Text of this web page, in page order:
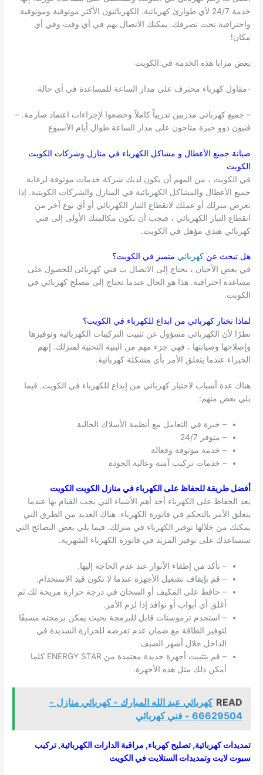
خدمة 24/7 لأي طوارئ كهربائية. الكهربائيون الأكثر موثوقية وموثوقية
واحترافية تحت تصرفك. يمكنك الاتصال بهم في أي وقت وفي أي
مكان!
بعض مزايا هذه الخدمة في:الكويت
-مقاول كهرباء محترف على مدار الساعة للمساعدة في أي حالة
– جميع كهربائي مدربين تدريباً كاملاً وخضعوا لإجراءات اعتماد صارمة. –
فنيون ذوو خبرة متاحون على مدار الساعة طوال أيام الأسبوع
صيانة جميع الأعطال و مشاكل الكهرباء في منازل وشركات الكويت
الكويت
في الكويت ، من المهم أن يكون لديك شركة خدمات موثوقة لرعاية
جميع الأعطال والمشاكل الكهربائية في المنازل والشركات الكويتية. إذا
تعرض منزلك أو عملك لانقطاع التيار الكهربائي أو أي نوع آخر من
انقطاع التيار الكهربائي ، فيجب أن تكون مكالمتك الأولى إلى فني
كهربائي هندي مؤهل في الكويت.
هل تبحث عنكهربائي متميز في الكويت؟
في بعض الأحيان ، نحتاج إلى الاتصال ب فني كهربائى للحصول على
مساعدة احترافية. هذا هو الحال عندما تحتاج إلى مصلح كهربائي في
الكويت.
لماذا تختار كهربائي من ابداع للكهرباء في الكويت؟
نظرًا لأن الكهربائي مسؤول عن تثبيت التركيبات الكهربائية وتوفيرها
وإصلاحها وصيانتها ، فهي جزء مهم من البنية التحتية لمنزلك. إنهم
الخبراء عندما يتعلق الأمر بأي مشكلة كهربائية.
هناك عدة أسباب لاختيار كهربائي من إبداع للكهرباء في الكويت. فيما
يلي بعض منهم:
– خبرة في التعامل مع أنظمة الأسلاك الحالية
– متوفر 24/7
– خدمة موثوقة وفعالة
– خدمات تركيب آمنة وعالية الجودة
أفضل طريقة للحفاظ على الكهرباء في منازل الكويت الكويت
يعد الحفاظ على الكهرباء أحد أهم الأشياء التي يجب القيام بها عندما
يتعلق الأمر بالتحكم في فاتورة الكهرباء. هناك العديد من الطرق التي
يمكنك من خلالها توفير الكهرباء في منزلك. فيما يلي بعض النصائح التي
ستساعدك على توفير المزيد في فاتورة الكهرباء الشهرية.
– تأكد من إطفاء الأنوار عند عدم الحاجة إليها.
– قم بإيقاف تشغيل الأجهزة عندما لا تكون قيد الاستخدام.
– حافظ على المكيف أو السخان في درجة حرارة مريحة لك ثم
أغلق أي أبواب أو نوافذ إذا لزم الأمر.
– استخدم ترموستات قابل للبرمجة بحيث يمكن برمجته مسبقًا
لتوفير الطاقة مع ضمان عدم تعرضه للحرارة الشديدة في
الداخل خلال أشهر الصيف
– قم بتثبيت أجهزة جديدة معتمدة من ENERGY STAR كلما
أمكن ذلك مثل هذه الأجهزة.
READ كهربائي عبد الله المبارك - كهربائي منازل -
66629504 - فني كهربائي
تمديدات كهربائية, تصليح كهرباء, مراقبة الدارات الكهربائية, تركيب
سبوت لايت وتمديدات الستلايت في الكويت